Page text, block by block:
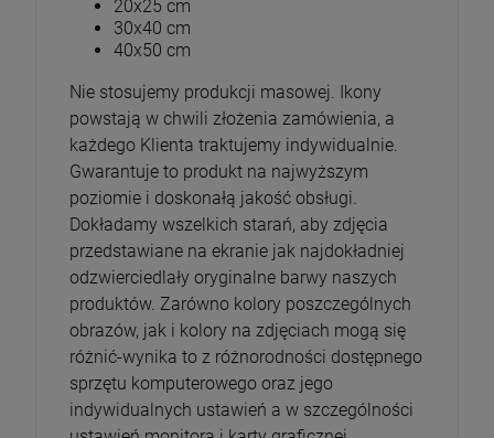
20x25 cm
30x40 cm
40x50 cm
Nie stosujemy produkcji masowej. Ikony
powstają w chwili złożenia zamówienia, a
każdego Klienta traktujemy indywidualnie.
Gwarantuje to produkt na najwyższym
poziomie i doskonałą jakość obsługi.
Dokładamy wszelkich starań, aby zdjęcia
przedstawiane na ekranie jak najdokładniej
odzwierciedlały oryginalne barwy naszych
produktów. Zarówno kolory poszczególnych
obrazów, jak i kolory na zdjęciach mogą się
różnić-wynika to z różnorodności dostępnego
sprzętu komputerowego oraz jego
indywidualnych ustawień a w szczególności